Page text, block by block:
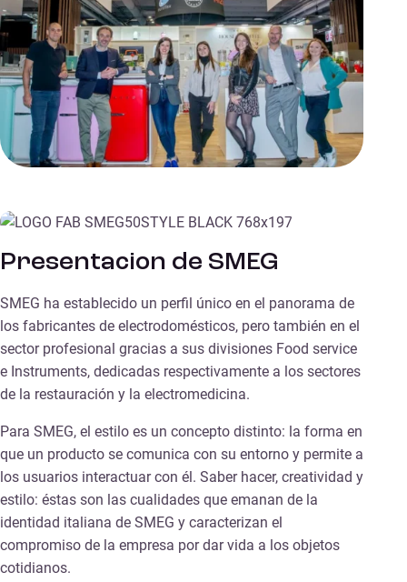
Presentacion de SMEG
SMEG ha establecido un perfil único en el panorama de
los fabricantes de electrodomésticos, pero también en el
sector profesional gracias a sus divisiones Food service
e Instruments, dedicadas respectivamente a los sectores
de la restauración y la electromedicina.
Para SMEG, el estilo es un concepto distinto: la forma en
que un producto se comunica con su entorno y permite a
los usuarios interactuar con él. Saber hacer, creatividad y
estilo: éstas son las cualidades que emanan de la
identidad italiana de SMEG y caracterizan el
compromiso de la empresa por dar vida a los objetos
cotidianos.